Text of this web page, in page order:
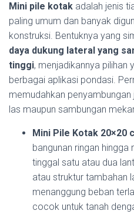
Mini pile kotak adalah jenis
paling umum dan banyak
konstruksi. Bentuknya yang
daya dukung lateral yang
tinggi, menjadikannya pilihan
berbagai aplikasi pondasi.
memudahkan penyambungan
las maupun sambungan
Mini Pile Kotak 20×20
bangunan ringan
tinggal satu atau dua
atau struktur tambahan
menanggung beban
cocok untuk tanah